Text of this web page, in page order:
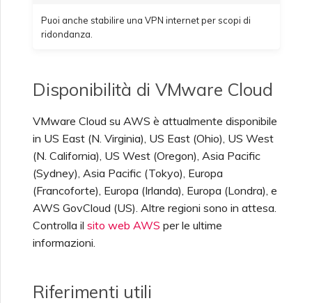
Puoi anche stabilire una VPN internet per scopi di
ridondanza.
Disponibilità di VMware Cloud
VMware Cloud su AWS è attualmente disponibile
in US East (N. Virginia), US East (Ohio), US West
(N. California), US West (Oregon), Asia Pacific
(Sydney), Asia Pacific (Tokyo), Europa
(Francoforte), Europa (Irlanda), Europa (Londra), e
AWS GovCloud (US). Altre regioni sono in attesa.
Controlla il sito web AWS per le ultime
informazioni.
Riferimenti utili